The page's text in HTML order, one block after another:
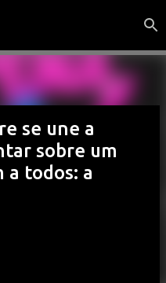
principal
se une a
sobre um
todos: a